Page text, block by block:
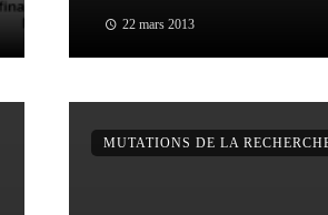
22 mars 2013
MUTATIONS DE LA